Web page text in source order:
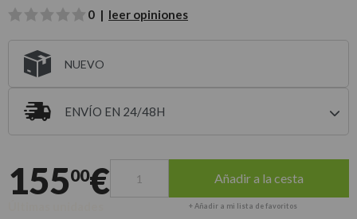
0 | leer opiniones
NUEVO
ENVÍO EN 24/48H
15500€ Añadir a la cesta
+ Añadir a mi lista de favoritos